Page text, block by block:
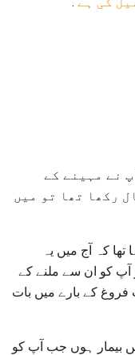
نے مہینے کے
رکھا تھا تو میں
کہ آج میں یہ
کو ان سے ملنے کے
کے بارے میں بات
بیمار ہوں جب آپ کو